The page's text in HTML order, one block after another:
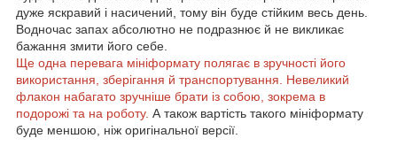
дуже яскравий і насичений, тому він буде стійким весь день.
Водночас запах абсолютно не подразнює й не викликає
бажання змити його себе.
Ще одна перевага мініформату полягає в зручності його
використання, зберігання й транспортування. Невеликий
флакон набагато зручніше брати із собою, зокрема в
подорожі та на роботу. А також вартість такого мініформату
буде меншою, ніж оригінальної версії.